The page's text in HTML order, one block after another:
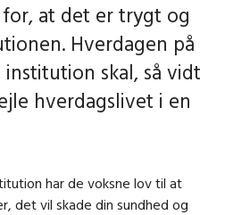
at det er trygt og
Hverdagen på
skal, så vidt
hverdagslivet i en
har de voksne lov til at
det vil skade din sundhed og